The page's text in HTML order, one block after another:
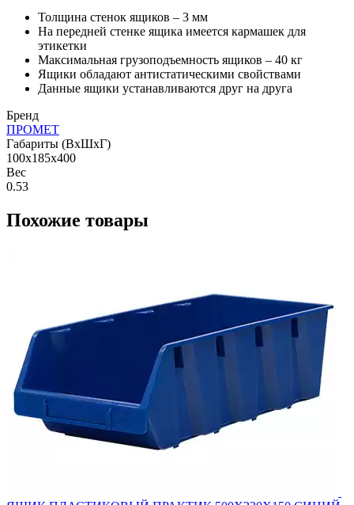
Толщина стенок ящиков – 3 мм
На передней стенке ящика имеется кармашек для
этикетки
Максимальная грузоподъемность ящиков – 40 кг
Ящики обладают антистатическими свойствами
Данные ящики устанавливаются друг на друга
Бренд
ПРОМЕТ
Габариты (ВхШхГ)
100x185x400
Вес
0.53
Похожие товары